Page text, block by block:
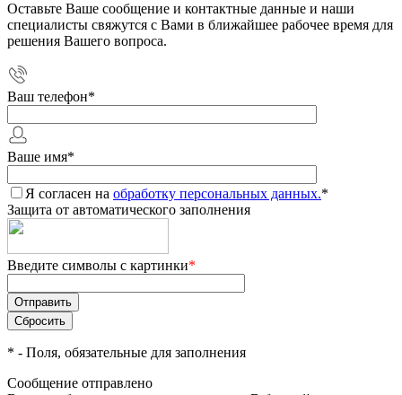
Оставьте Ваше сообщение и контактные данные и наши
специалисты свяжутся с Вами в ближайшее рабочее время для
решения Вашего вопроса.
Ваш телефон*
Ваше имя*
Я согласен на обработку персональных данных.*
Защита от автоматического заполнения
Введите символы с картинки*
* - Поля, обязательные для заполнения
Сообщение отправлено